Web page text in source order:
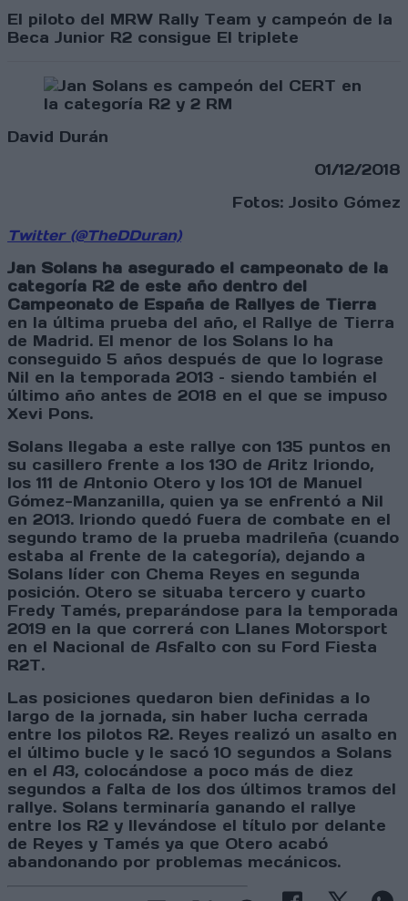
El piloto del MRW Rally Team y campeón de la
Beca Junior R2 consigue El triplete
David Durán
01/12/2018
Fotos: Josito Gómez
Twitter (@TheDDuran)
Jan Solans ha asegurado el campeonato de la
categoría R2 de este año dentro del
Campeonato de España de Rallyes de Tierra
en la última prueba del año, el Rallye de Tierra
de Madrid. El menor de los Solans lo ha
conseguido 5 años después de que lo lograse
Nil en la temporada 2013 – siendo también el
último año antes de 2018 en el que se impuso
Xevi Pons.
Solans llegaba a este rallye con 135 puntos en
su casillero frente a los 130 de Aritz Iriondo,
los 111 de Antonio Otero y los 101 de Manuel
Gómez-Manzanilla, quien ya se enfrentó a Nil
en 2013. Iriondo quedó fuera de combate en el
segundo tramo de la prueba madrileña (cuando
estaba al frente de la categoría), dejando a
Solans líder con Chema Reyes en segunda
posición. Otero se situaba tercero y cuarto
Fredy Tamés, preparándose para la temporada
2019 en la que correrá con Llanes Motorsport
en el Nacional de Asfalto con su Ford Fiesta
R2T.
Las posiciones quedaron bien definidas a lo
largo de la jornada, sin haber lucha cerrada
entre los pilotos R2. Reyes realizó un asalto en
el último bucle y le sacó 10 segundos a Solans
en el A3, colocándose a poco más de diez
segundos a falta de los dos últimos tramos del
rallye. Solans terminaría ganando el rallye
entre los R2 y llevándose el título por delante
de Reyes y Tamés ya que Otero acabó
abandonando por problemas mecánicos.